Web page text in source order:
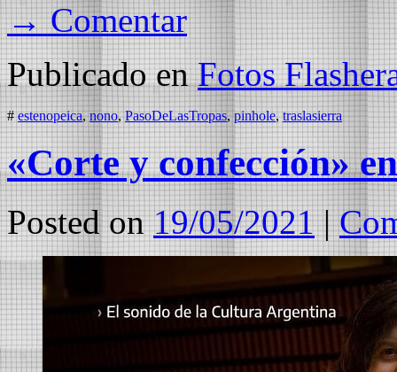
→ Comentar
Publicado en Fotos
# estenopeica, nono, PasoDeLasTropas, pinhole, traslasierra
«Corte y confección»
Posted on 19/05/2021 |